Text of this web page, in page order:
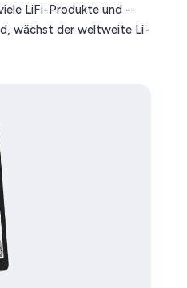
LiFi-Produkte und -
wächst der weltweite Li-